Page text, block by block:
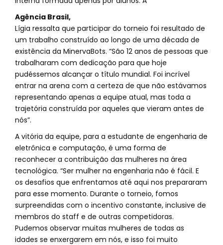
Agência Brasil,
Lígia ressalta que participar do torneio foi resultado de
um trabalho construído ao longo de uma década de
existência da MinervaBots. “São 12 anos de pessoas que
trabalharam com dedicação para que hoje
pudéssemos alcançar o título mundial. Foi incrível
entrar na arena com a certeza de que não estávamos
representando apenas a equipe atual, mas toda a
trajetória construída por aqueles que vieram antes de
nós”.
A vitória da equipe, para a estudante de engenharia de
eletrônica e computação, é uma forma de
reconhecer a contribuição das mulheres na área
tecnológica. “Ser mulher na engenharia não é fácil. E
os desafios que enfrentamos até aqui nos prepararam
para esse momento. Durante o torneio, fomos
surpreendidas com o incentivo constante, inclusive de
membros do staff e de outras competidoras.
Pudemos observar muitas mulheres de todas as
idades se enxergarem em nós, e isso foi muito